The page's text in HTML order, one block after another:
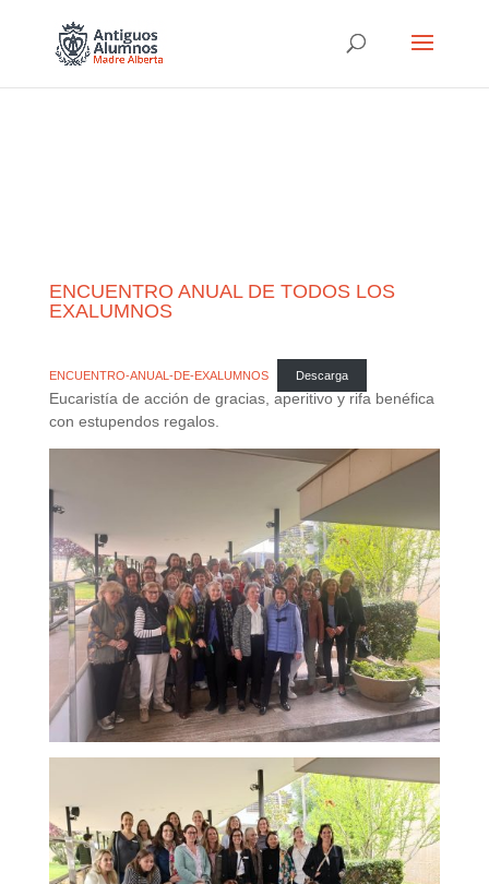
ENCUENTRO ANUAL DE TODOS LOS
EXALUMNOS
ENCUENTRO-ANUAL-DE-EXALUMNOS Descarga
Eucaristía de acción de gracias, aperitivo y rifa benéfica
con estupendos regalos.